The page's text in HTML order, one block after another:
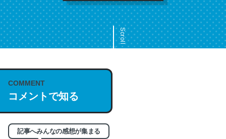
Scroll
COMMENT
コメントで知る
記事へみんなの感想が集まる
これは名文。彼はとてもクレバーなんだろうなと凄く思
う。英語少しでも読める人は原文もお勧め。自分はこの流
れ好き。Let’s Fucking Go. Then Covid hit. Shit.
─今のこの状況が信じられるかい？ by ラーズ・ヌートバー